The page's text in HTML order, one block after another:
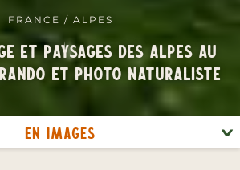
FRANCE / ALPES
et Paysages des Alpes au
et Photo Naturaliste
En images